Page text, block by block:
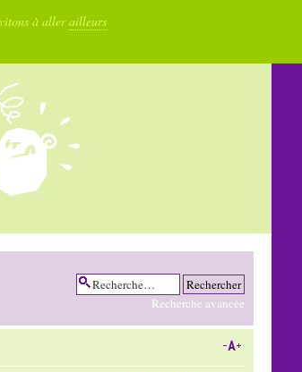
à allerailleurs
Recherche avancée